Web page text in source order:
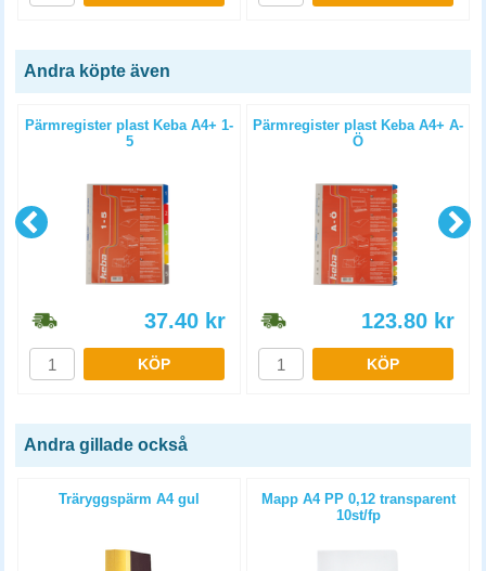
Andra köpte även
Pärmregister plast Keba A4+ 1-
5
37.40 kr
KÖP
Pärmregister plast Keba A4+ A-
Ö
123.80 kr
KÖP
Andra gillade också
Träryggspärm A4 gul
Mapp A4 PP 0,12 transparent
10st/fp